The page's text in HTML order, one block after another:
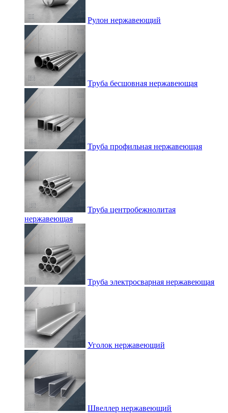
Рулон нержавеющий
Труба бесшовная нержавеющая
Труба профильная нержавеющая
Труба центробежнолитая
нержавеющая
Труба электросварная нержавеющая
Уголок нержавеющий
Швеллер нержавеющий